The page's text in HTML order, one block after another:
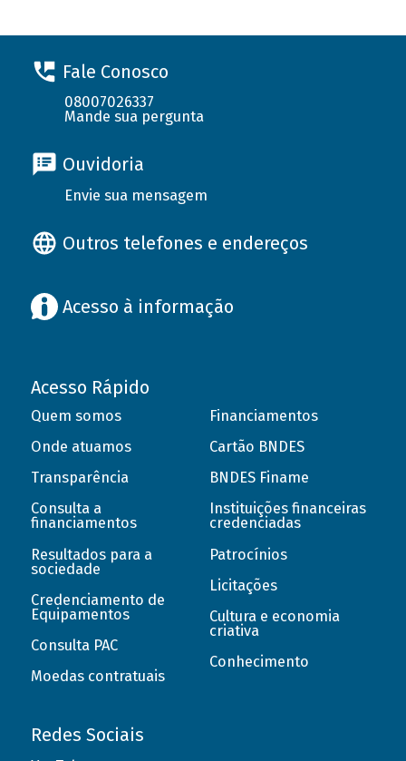
Fale Conosco
08007026337
Mande sua pergunta
Ouvidoria
Envie sua mensagem
Outros telefones e endereços
Acesso à informação
Acesso Rápido
Quem somos
Onde atuamos
Transparência
Consulta a
financiamentos
Resultados para a
sociedade
Credenciamento de
Equipamentos
Consulta PAC
Moedas contratuais
Financiamentos
Cartão BNDES
BNDES Finame
Instituições financeiras
credenciadas
Patrocínios
Licitações
Cultura e economia
criativa
Conhecimento
Redes Sociais